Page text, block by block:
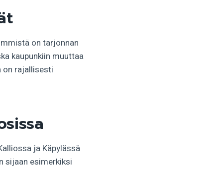
on tarjonnan
kaupunkiin muuttaa
on rajallisesti
ja Käpylässä
sijaan esimerkiksi